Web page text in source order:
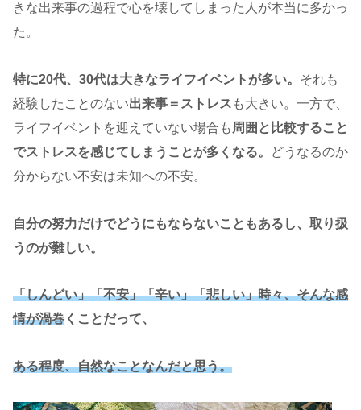
きな出来事の過程で心を壊してしまった人が本当に多かっ
た。
特に20代、30代は大きなライフイベントが多い。 それも
経験したことのない出来事＝ストレス も大きい。一方で、
ライフイベントを迎えていない場合も 周囲と比較すること
でストレスを感じてしまうことが多くなる。
どうなるのか
分からない不安は未知への不安。
自分の努力だけでどうにもならないこともあるし、取り扱
うのが難しい。
「しんどい」「不安」「辛い」「悲しい」時々、そんな感
情が渦巻 くことだって、
ある程度、自然なことなんだと思う。